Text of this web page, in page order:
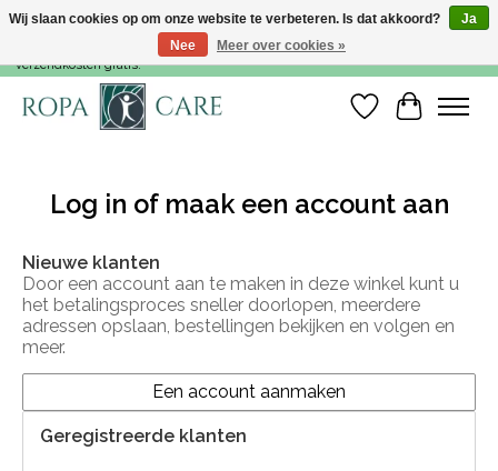
Voor 15:00 besteld, dezelfde werkdag nog verzonden! Vanaf €35,- zijn de
verzendkosten gratis!
Verlanglijst
Log in of maak een account aan
Nieuwe klanten
Door een account aan te maken in deze winkel kunt u
het betalingsproces sneller doorlopen, meerdere
adressen opslaan, bestellingen bekijken en volgen en
meer.
Een account aanmaken
Geregistreerde klanten
Wij slaan cookies op om onze website te verbeteren. Is dat akkoord?
Ja
Nee
Meer over cookies »